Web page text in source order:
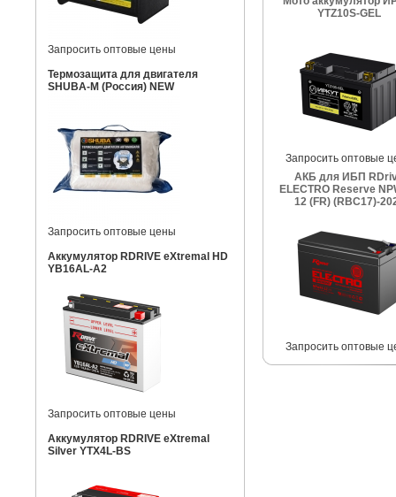
Запросить оптовые цены
Термозащита для двигателя
SHUBA-M (Россия) NEW
Запросить оптовые цены
Аккумулятор RDRIVE eXtremal HD
YB16AL-A2
Запросить оптовые цены
Аккумулятор RDRIVE eXtremal
Silver YTX4L-BS
YTZ10S-GEL
Запросить оптовые
АКБ для ИБП
ELECTRO Reserve
12 (FR) (RBC17)-
Запросить оптовые